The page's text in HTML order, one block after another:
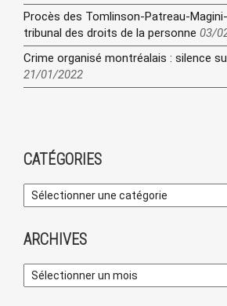
Procès des Tomlinson-Patreau-
tribunal des droits de la personne 03/
Crime organisé montréalais : silence
21/01/2022
CATÉGORIES
ARCHIVES